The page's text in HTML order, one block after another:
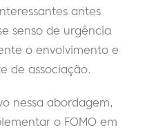
antes
senso de urgência
o envolvimento e
de associação.
nessa abordagem,
o FOMO em